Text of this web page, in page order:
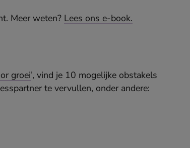
Meer weten? Lees ons e-book.
groei’, vind je 10 mogelijke obstakels
te vervullen, onder andere: